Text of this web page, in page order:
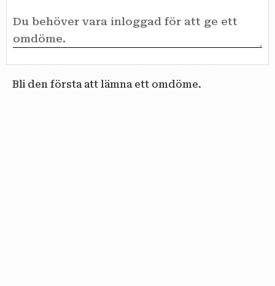
Bli den första att lämna ett omdöme.